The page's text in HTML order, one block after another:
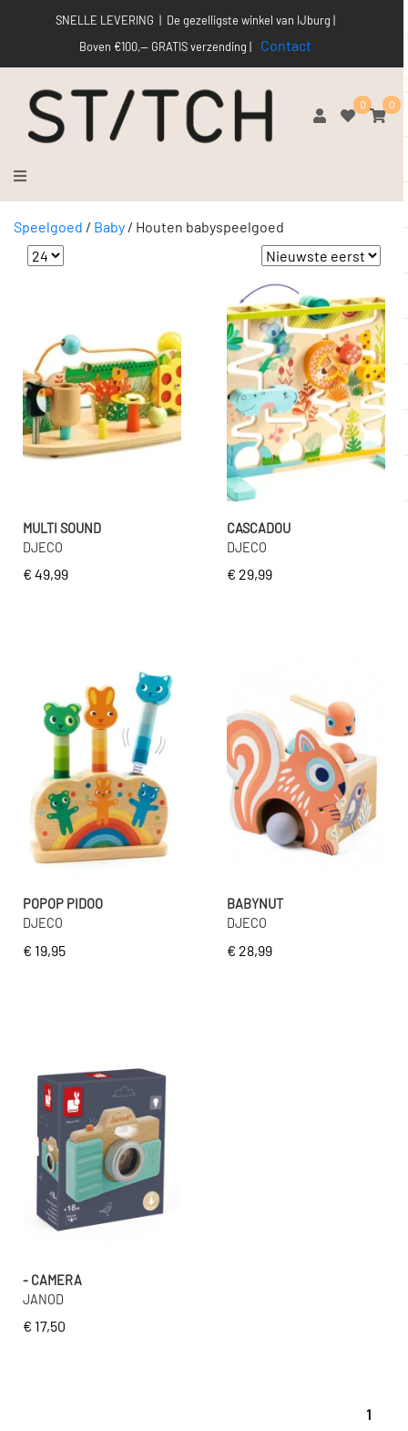
SNELLE LEVERING | De gezelligste winkel van IJburg |
Boven €100,-- GRATIS verzending |
Contact
0 0
Speelgoed / Baby / Houten babyspeelgoed
MULTI SOUND
DJECO
€ 49,99
CASCADOU
DJECO
€ 29,99
POPOP PIDOO
DJECO
€ 19,95
BABYNUT
DJECO
€ 28,99
- CAMERA
JANOD
€ 17,50
1